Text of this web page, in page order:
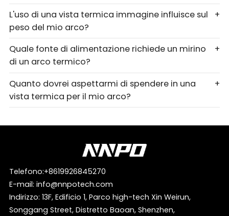
L'uso di una vista termica immagine influisce sul
peso del mio arco?
+
Quale fonte di alimentazione richiede un mirino
di un arco termico?
+
Quanto dovrei aspettarmi di spendere in una
vista termica per il mio arco?
+
Telefono:+8619926845270
E-mail: info@nnpotech.com
Indirizzo: 13F, Edificio 1, Parco high-tech Xin Weirun,
Songgang Street, Distretto Baoan, Shenzhen,